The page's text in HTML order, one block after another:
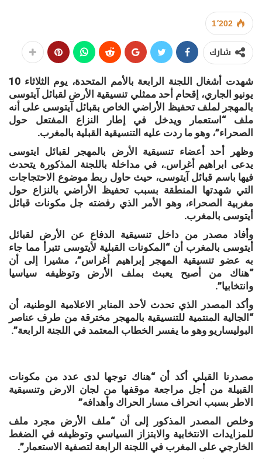
1٬202
شارك
شهدت أشغال اللجنة الرابعة بالأمم المتحدة، يوم الثلاثاء 10
يونيو الجاري، إقحام أحد ممثلي تنسيقية الأرض لقبائل آيتوسى
بالمهجر لملف تحفيظ الأراضي الخاص بقبائل آيتوسى على أنه
ملف “استعمار ويدخل في إطار النزاع المفتعل حول
الصحراء”، وهو ما ردت عليه التنسيقية القبلية بالمغرب.
وظهر أحد أعضاء تنسيقية الأرض بالمهجر لقبائل ايتوسى
يدعى ابراهيم أغراس.، في مداخلة باللجنة المذكورة يتحدث
فيها باسم قبائل آيتوسى، حيث حاول ربط موضوع الاحتجاجات
التي شهدتها المنطقة بسبب تحفيظ الأراضي بالنزاع حول
مغربية الصحراء، وهو الأمر الذي رفضته جل مكونات قبائل
أيتوسى بالمغرب.
وأفاد مصدر من داخل تنسيقية الدفاع عن الأرض لقبائل
أيتوسى بالمغرب أن “المكونات القبلية لأيتوسى تتبرأ مما جاء
به عضو تنسيقية المهجر إبراهيم أغراس”، مشيرا إلى أن
“هناك من أصبح يعبث بملف الأرض وتوظيفه سياسيا
وانتخابيا”.
وأكد المصدر الذي تحدث لأحد المنابر الاعلامية الوطنية، أن
“الجالية المنتمية للتنسيقية بالمهجر مخترقة من طرف عناصر
البوليساريو وهو ما يفسر الخطاب المعتمد في اللجنة الرابعة”.
مصدرنا القبلي أكد أن “هناك توجها لدى عدد من مكونات
القبيلة من أجل مراجعة موقفها من لجان الارض وتنسيقية
الاطر بسبب انحراف مسار الحراك وأهدافه”
وخلص المصدر المذكور إلى أن “ملف الأرض مجرد ملف
للمزايدات الانتخابية والابتزاز السياسي وتوظيفه في الضغط
الخارجي على المغرب في اللجنة الرابعة لتصفية الاستعمار”.